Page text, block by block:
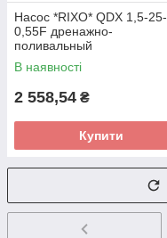
Насос *RIXO* QDX 1,5-25-
0,55F дренажно-
поливальный
В наявності
2 558,54 ₴
Купити